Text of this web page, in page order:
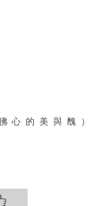
心的美與醜）